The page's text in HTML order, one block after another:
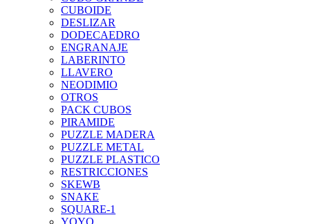
CUBOIDE
DESLIZAR
DODECAEDRO
ENGRANAJE
LABERINTO
LLAVERO
NEODIMIO
OTROS
PACK CUBOS
PIRAMIDE
PUZZLE MADERA
PUZZLE METAL
PUZZLE PLASTICO
RESTRICCIONES
SKEWB
SNAKE
SQUARE-1
YOYO